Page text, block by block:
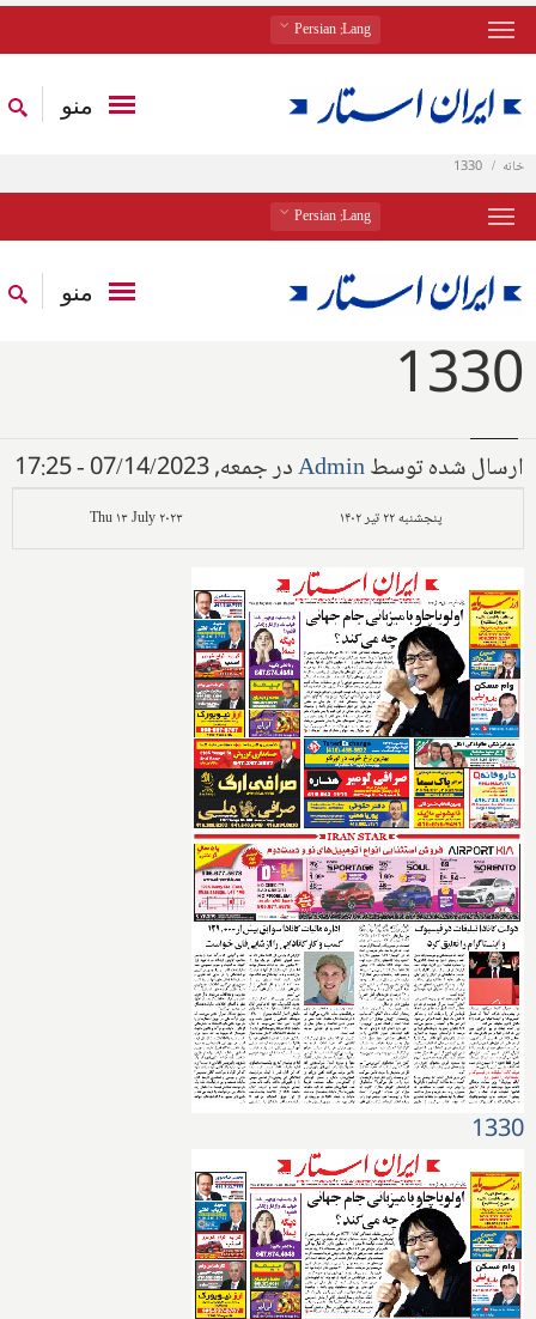
Lang
: Persian
منو
خانه 1330
Lang
: Persian
منو
1330
ارسال شده توسطAdminدر جمعه, 07/14/2023 - 17:25
پنجشنبه ۲۲ تیر ۱۴۰۲ Thu ۱۳ July ۲۰۲۳
1330